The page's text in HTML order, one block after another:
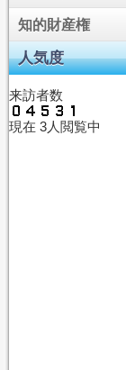
知的財産権
人気度
来訪者数
現在 3人閲覧中